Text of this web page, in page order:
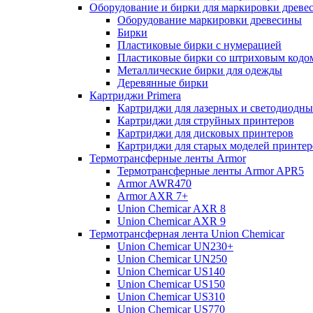
Оборудование и бирки для маркировки
Оборудование маркировки древесины
Бирки
Пластиковые бирки с нумерацией
Пластиковые бирки со штриховым
Металлические бирки для одежды
Деревянные бирки
Картриджи Primera
Картриджи для лазерных и
Картриджи для струйных принтеров
Картриджи для дисковых принтеров
Картриджи для старых моделей
Термотрансферные ленты Armor
Термотрансферные ленты Armor APR5
Armor AWR470
Armor AXR 7+
Union Chemicar AXR 8
Union Chemicar AXR 9
Термотрансферная лента Union Chemicar
Union Chemicar UN230+
Union Chemicar UN250
Union Chemicar US140
Union Chemicar US150
Union Chemicar US310
Union Chemicar US770